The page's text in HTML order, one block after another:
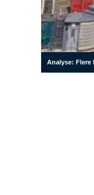
Analyse: Flere